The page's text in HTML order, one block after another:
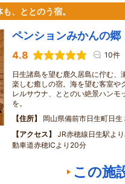
、ととのう宿。
ペンションみかんの郷
4.8 10件
日生諸島を望む鹿久居島に佇む、
楽しむ癒しの宿。海を望む客室や
レルサウナ、ととのい絶景ハンモ
を。
住所
岡山県備前市日生町日生
アクセス
JR赤穂線日生駅よ
動車道赤穂ICより20分
この施